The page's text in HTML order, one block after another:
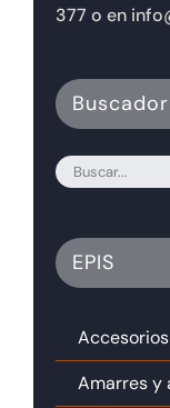
377 o en
Buscador
EPIS
Accesorios
Amarres y